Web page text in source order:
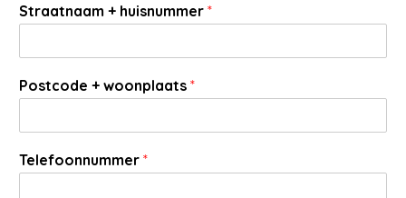
Straatnaam + huisnummer *
Postcode + woonplaats *
Telefoonnummer *